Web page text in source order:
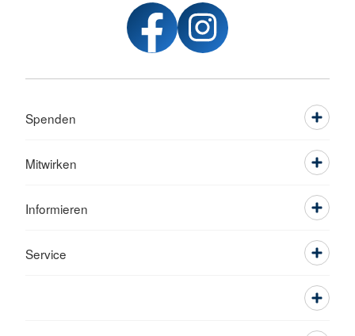
Spenden
Mitwirken
Informieren
Service